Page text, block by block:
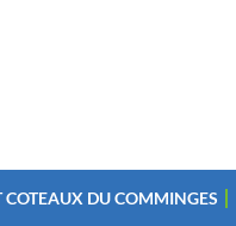
COTEAUX DU COMMINGES